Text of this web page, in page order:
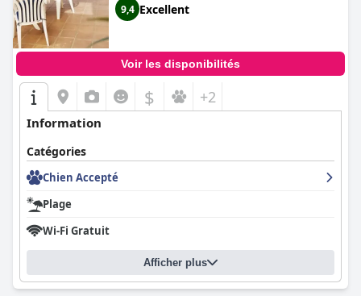
9,4 Excellent
Voir les disponibilités
$ +2
Information
Catégories
Chien Accepté
Plage
Wi-Fi Gratuit
Afficher plus